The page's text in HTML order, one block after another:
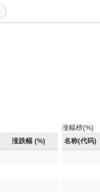
涨跌幅 (%)
涨幅榜(%)
名称(代码)